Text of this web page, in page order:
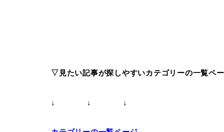
▽見たい記事が探しやすいカテゴリーの一覧ペ
↓ ↓ ↓